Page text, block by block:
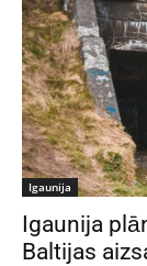
Igaunija
Igaunija
Baltijas